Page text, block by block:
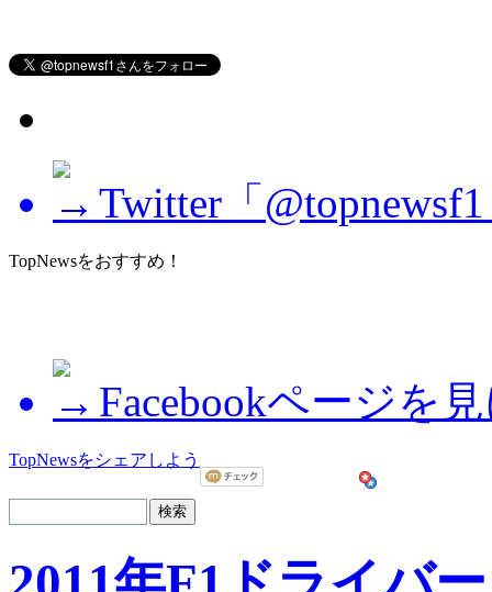
Twitter「
TopNewsをおすすめ！
Facebookページを
TopNewsをシェアしよう